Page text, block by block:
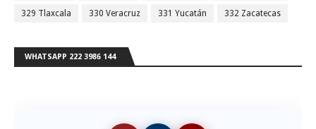
329 Tlaxcala 330 Veracruz 331 Yucatán 332 Zacatecas
WHATSAPP 222 3986 144